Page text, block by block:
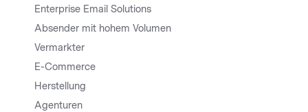
Enterprise Email Solutions
Absender mit hohem Volumen
Vermarkter
E-Commerce
Herstellung
Agenturen